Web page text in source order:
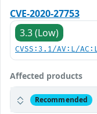
CVE-2020-27753
3.3 (Low)
CVSS:3.1/AV:L/
Affected products
Recommended